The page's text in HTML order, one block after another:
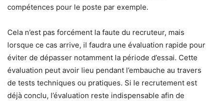
compétences pour le poste par exemple.
Cela n’est pas forcément la faute du recruteur, mais
lorsque ce cas arrive, il faudra une évaluation rapide pour
éviter de dépasser notamment la période d’essai. Cette
évaluation peut avoir lieu pendant l’embauche au travers
de tests techniques ou pratiques. Si le recrutement est
déjà conclu, l’évaluation reste indispensable afin de